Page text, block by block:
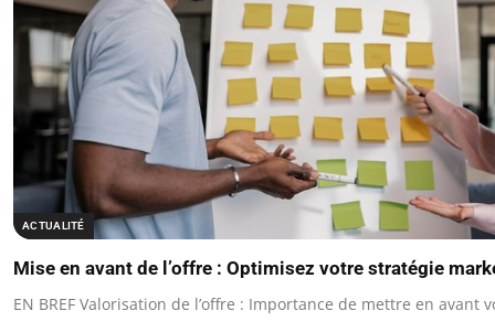
ACTUALITÉ
Mise en avant de l’offre : Optimisez votre stratégie
EN BREF Valorisation de l’offre : Importance de mettre en avant